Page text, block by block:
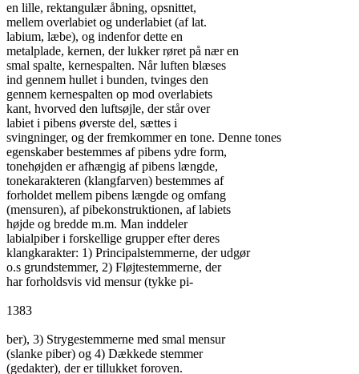
en lille, rektangulær åbning, opsnittet,
mellem overlabiet og underlabiet (af lat.
labium, læbe), og indenfor dette en
metalplade, kernen, der lukker røret på nær en
smal spalte, kernespalten. Når luften blæses
ind gennem hullet i bunden, tvinges den
gennem kernespalten op mod overlabiets
kant, hvorved den luftsøjle, der står over
labiet i pibens øverste del, sættes i
svingninger, og der fremkommer en tone. Denne tones
egenskaber bestemmes af pibens ydre form,
tonehøjden er afhængig af pibens længde,
tonekarakteren (klangfarven) bestemmes af
forholdet mellem pibens længde og omfang
(mensuren), af pibekonstruktionen, af labiets
højde og bredde m.m. Man inddeler
labialpiber i forskellige grupper efter deres
klangkarakter: 1) Principalstemmerne, der udgør
o.s grundstemmer, 2) Fløjtestemmerne, der
har forholdsvis vid mensur (tykke pi-
1383
ber), 3) Strygestemmerne med smal mensur
(slanke piber) og 4) Dækkede stemmer
(gedakter), der er tillukket foroven.